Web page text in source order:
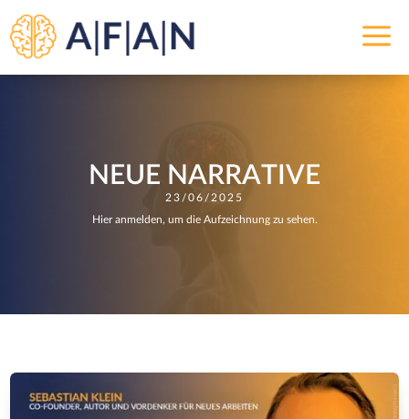
a
NEUE NARRATIVE
23/06/2025
Hier anmelden, um die Aufzeichnung zu sehen.